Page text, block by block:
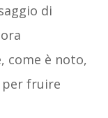
di
come è noto,
per fruire